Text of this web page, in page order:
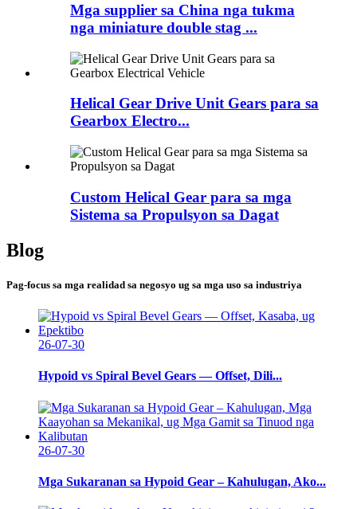
Mga supplier sa China nga tukma
nga miniature double stag ...
Helical Gear Drive Unit Gears para sa
Gearbox Electro...
Custom Helical Gear para sa mga
Sistema sa Propulsyon sa Dagat
Blog
Pag-focus sa mga realidad sa negosyo ug sa mga uso sa industriya
26-07-30
Hypoid vs Spiral Bevel Gears — Offset, Dili...
26-07-30
Mga Sukaranan sa Hypoid Gear – Kahulugan, Ako...